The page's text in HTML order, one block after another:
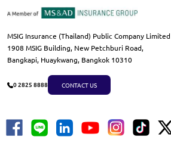
MSIG Insurance (Thailand) Public Company Limited
1908 MSIG Building, New Petchburi Road,
Bangkapi, Huaykwang, Bangkok 10310
0 2825 8888 CONTACT US